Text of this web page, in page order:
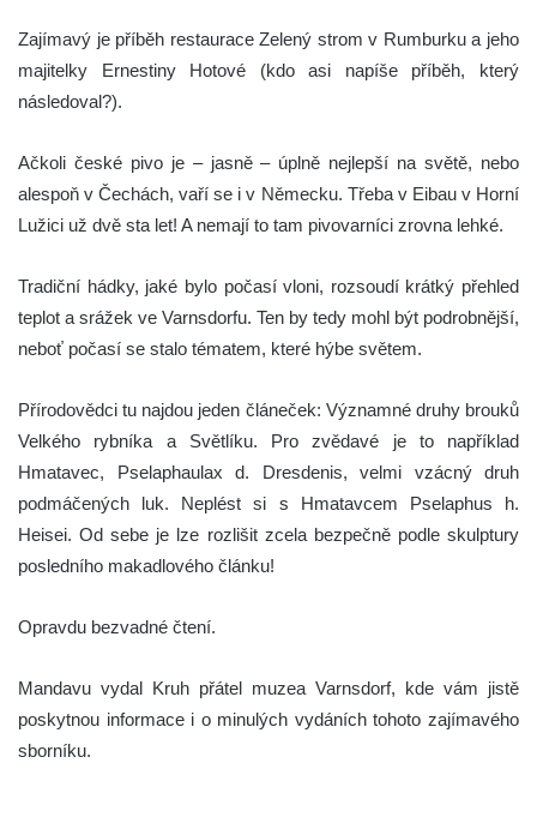
Zajímavý je příběh restaurace Zelený strom v Rumburku a jeho
majitelky Ernestiny Hotové (kdo asi napíše příběh, který
následoval?).
Ačkoli české pivo je – jasně – úplně nejlepší na světě, nebo
alespoň v Čechách, vaří se i v Německu. Třeba v Eibau v Horní
Lužici už dvě sta let! A nemají to tam pivovarníci zrovna lehké.
Tradiční hádky, jaké bylo počasí vloni, rozsoudí krátký přehled
teplot a srážek ve Varnsdorfu. Ten by tedy mohl být podrobnější,
neboť počasí se stalo tématem, které hýbe světem.
Přírodovědci tu najdou jeden článeček: Významné druhy brouků
Velkého rybníka a Světlíku. Pro zvědavé je to například
Hmatavec, Pselaphaulax d. Dresdenis, velmi vzácný druh
podmáčených luk. Neplést si s Hmatavcem Pselaphus h.
Heisei. Od sebe je lze rozlišit zcela bezpečně podle skulptury
posledního makadlového článku!
Opravdu bezvadné čtení.
Mandavu vydal Kruh přátel muzea Varnsdorf, kde vám jistě
poskytnou informace i o minulých vydáních tohoto zajímavého
sborníku.